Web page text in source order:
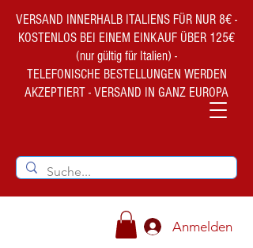
VERSAND INNERHALB ITALIENS FÜR NUR 8€ -
KOSTENLOS BEI EINEM EINKAUF ÜBER 125€
(nur gültig für Italien) -
TELEFONISCHE BESTELLUNGEN WERDEN
AKZEPTIERT - VERSAND IN GANZ EUROPA
Anmelden